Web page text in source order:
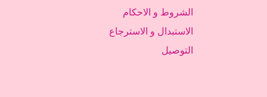
الشروط و الاحكام
الاستبدال و الاسترجاع
التوصيل